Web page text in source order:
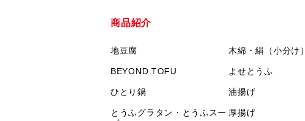
商品紹介
地豆腐
BEYOND TOFU
ひとり鍋
とうふグラタン・とうふスー
木綿・絹（小分け）
よせとうふ
油揚げ
厚揚げ